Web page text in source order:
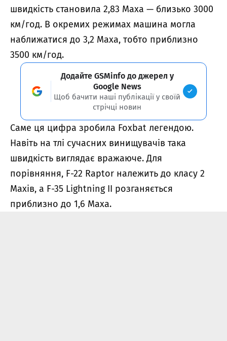
швидкість становила 2,83 Маха — близько 3000
км/год. В окремих режимах машина могла
наближатися до 3,2 Маха, тобто приблизно
3500 км/год.
Додайте GSMinfo до джерел у
Google News
Щоб бачити наші публікації у своїй
стрічці новин
Саме ця цифра зробила Foxbat легендою.
Навіть на тлі сучасних винищувачів така
швидкість виглядає вражаюче. Для
порівняння, F-22 Raptor належить до класу 2
Махів, а F-35 Lightning II розганяється
приблизно до 1,6 Маха.